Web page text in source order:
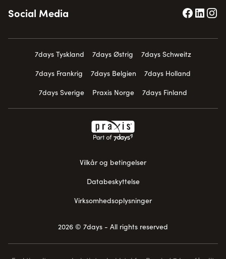
Social Media
7days Tyskland 7days Østrig
7days Schweitz
7days Frankrig
7days Belgien
7days Holland
7days Sverige
Praxis Norge 7days Finland
Vilkår og betingelser
Databeskyttelse
Virksomhedsoplysninger
2026 © 7days - All rights reserved